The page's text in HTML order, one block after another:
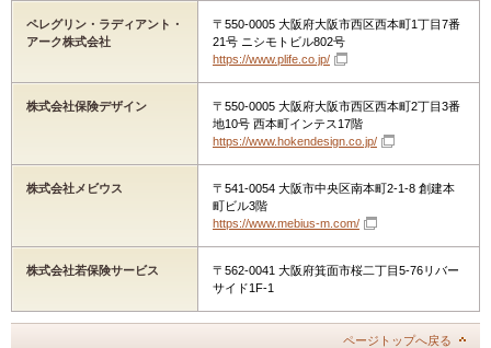
ペレグリン・ラディアント・
アーク株式会社
〒550-0005 大阪府大阪市西区西本町1丁目7番
21号 ニシモトビル802号
https://www.plife.co.jp/
株式会社保険デザイン
〒550-0005 大阪府大阪市西区西本町2丁目3番
地10号 西本町インテス17階
https://www.hokendesign.co.jp/
株式会社メビウス
〒541-0054 大阪市中央区南本町2-1-8 創建本
町ビル3階
https://www.mebius-m.com/
株式会社若保険サービス
〒562-0041 大阪府箕面市桜二丁目5-76リバー
サイド1F-1
ページトップへ戻る